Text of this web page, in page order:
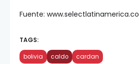
Fuente: www.selectlatinamerica.co
TAGS:
bolivia caldo cardan